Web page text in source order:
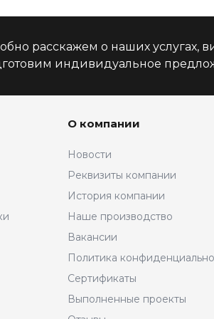
расскажем о наших услугах,
индивидуальное
О компании
Новости
Реквизиты компании
История компании
Наше производство
Вакансии
Политика
Сертификаты
Выполненные проекты